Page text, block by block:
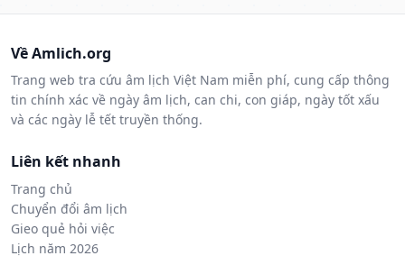
Về Amlich.org
Trang web tra cứu âm lịch Việt Nam miễn phí, cung cấp thông
tin chính xác về ngày âm lịch, can chi, con giáp, ngày tốt xấu
và các ngày lễ tết truyền thống.
Liên kết nhanh
Trang chủ
Chuyển đổi âm lịch
Gieo quẻ hỏi việc
Lịch năm 2026